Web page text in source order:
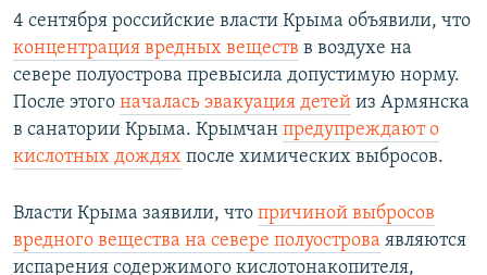
4 сентября российские власти Крыма объявили, что
концентрация вредных веществ в воздухе на
севере полуострова превысила допустимую норму.
После этого началась эвакуация детей из Армянска
в санатории Крыма. Крымчан предупреждают о
кислотных дождях после химических выбросов.
Власти Крыма заявили, что причиной выбросов
вредного вещества на севере полуострова являются
испарения содержимого кислотонакопителя,